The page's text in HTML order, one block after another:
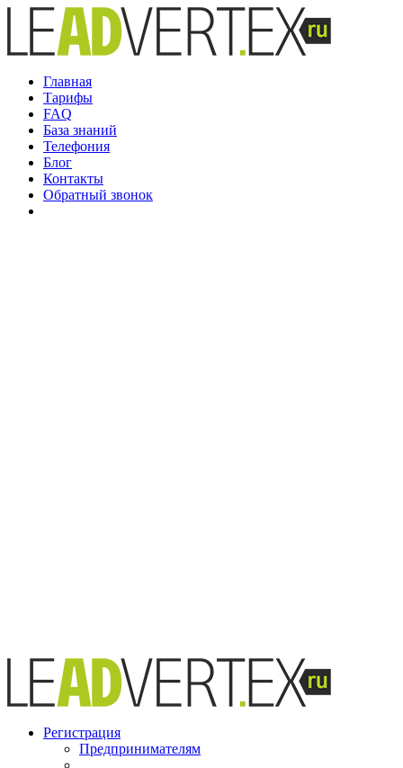
Главная
Тарифы
FAQ
База знаний
Телефония
Блог
Контакты
Обратный звонок
Регистрация
Предпринимателям